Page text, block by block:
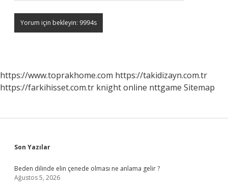
https://www.toprakhome.com https://takidizayn.com.tr
https://farkihisset.com.tr knight online nttgame Sitemap
Sidebar
Son Yazılar
Beden dilinde elin çenede olması ne anlama gelir ?
Ağustos 5, 2026